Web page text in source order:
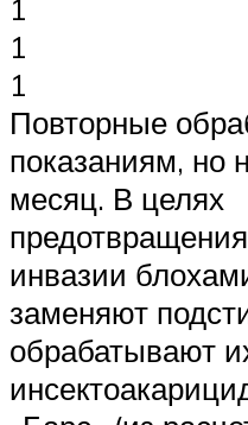
1
1
1
Повторные
показаниям, но
месяц. В целях
инвазии
заменяют
обрабатывают